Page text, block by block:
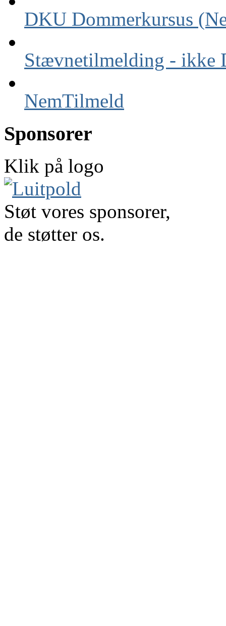
DKU Dommerkursus
Stævnetilmelding - ikke
NemTilmeld
Sponsorer
Klik på logo
Støt vores sponsorer,
de støtter os.